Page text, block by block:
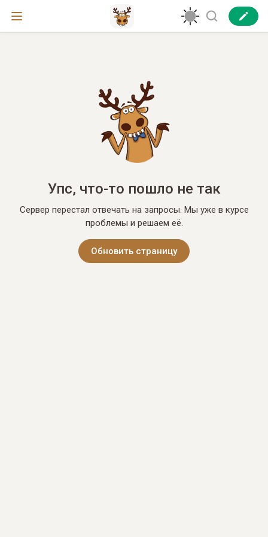
Упс, что-то пошло не так
Сервер перестал отвечать на запросы. Мы уже в курсе
проблемы и решаем её.
Обновить страницу